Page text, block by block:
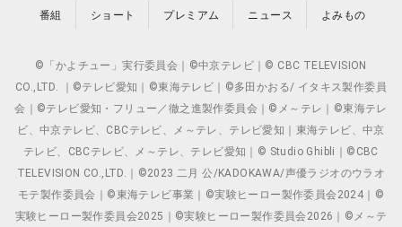
番組 ショート プレミアム ニュース よみもの
©「かよチュー」実行委員会｜©中京テレビ｜© CBC TELEVISION
CO.,LTD. ｜©テレビ愛知｜©東海テレビ｜©多田かおる/ イタキス製作委員
会｜©テレビ愛知・フリュー／徹之進製作委員会｜©メ～テレ｜©東海テレ
ビ、中京テレビ、CBCテレビ、メ～テレ、テレビ愛知｜東海テレビ、中京
テレビ、CBCテレビ、メ～テレ、テレビ愛知｜© Studio Ghibli｜©CBC
TELEVISION CO.,LTD.｜©2023 二月 公/KADOKAWA/声優ラジオのウラオ
モテ製作委員会｜©東海テレビ事業｜©実験ヒーロー製作委員会2024｜©
実験ヒーロー製作委員会2025｜©実験ヒーロー製作委員会2026｜©メ～テ